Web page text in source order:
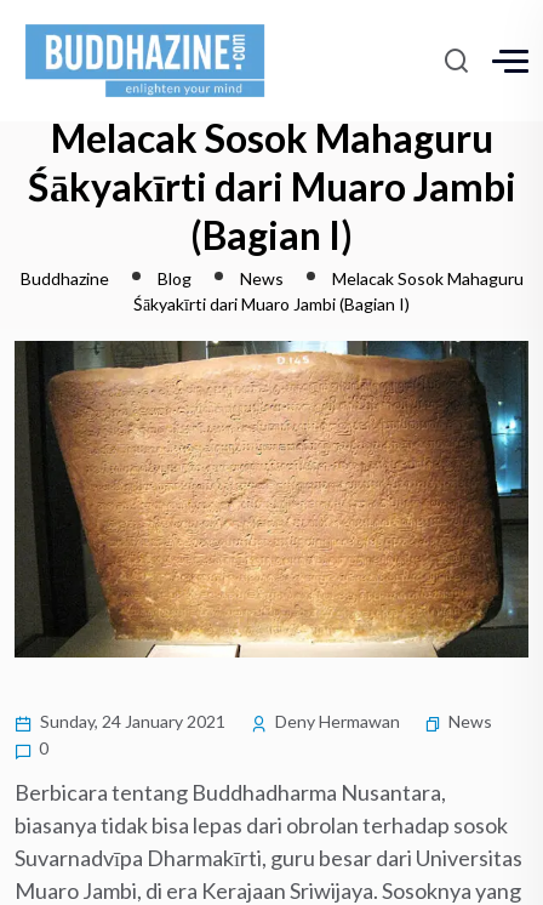
Melacak Sosok Mahaguru
Śākyakīrti dari Muaro Jambi
(Bagian I)
Buddhazine Blog News
Melacak Sosok Mahaguru
Śākyakīrti dari Muaro Jambi (Bagian I)
Sunday, 24 January 2021 Deny Hermawan
News
0
Berbicara tentang Buddhadharma Nusantara,
biasanya tidak bisa lepas dari obrolan terhadap sosok
Suvarnadvīpa Dharmakīrti, guru besar dari Universitas
Muaro Jambi, di era Kerajaan Sriwijaya. Sosoknya yang